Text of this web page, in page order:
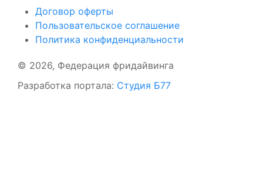
Договор оферты
Пользовательское соглашение
Политика конфиденциальности
© 2026, Федерация фридайвинга
Разработка портала: Студия Б77